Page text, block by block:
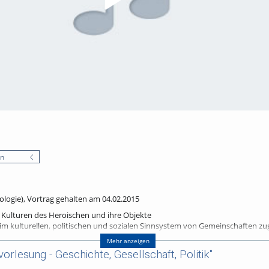
Vortrag gehalten am 04.02.2015
des Heroischen und ihre Objekte
kulturellen, politischen und sozialen Sinnsystem von Gemeinschaften
Kunst- und Gebrauchsgegenständen, Bauwerken, Texten,
das einer Heldenfigur geweihte Trinkgefäß aus dem 4. Jahrhundert v.
eine bestimmte Gemeinschaft ebenso aufschlussreich wie mittelalterliche
Mehr anzeigen
- Geschichte, Gesellschaft, Politik"